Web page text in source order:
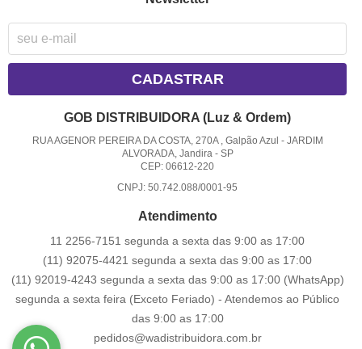
CADASTRAR
GOB DISTRIBUIDORA (Luz & Ordem)
RUA AGENOR PEREIRA DA COSTA, 270A , Galpão Azul - JARDIM
ALVORADA, Jandira - SP
CEP: 06612-220
CNPJ: 50.742.088/0001-95
Atendimento
11 2256-7151 segunda a sexta das 9:00 as 17:00
(11) 92075-4421 segunda a sexta das 9:00 as 17:00
(11) 92019-4243 segunda a sexta das 9:00 as 17:00 (WhatsApp)
segunda a sexta feira (Exceto Feriado) - Atendemos ao Público
das 9:00 as 17:00
pedidos@wadistribuidora.com.br